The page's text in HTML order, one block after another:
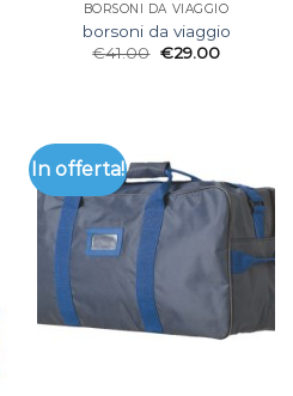
BORSONI DA VIAGGIO
borsoni da viaggio
€41.00 €29.00
In offerta!